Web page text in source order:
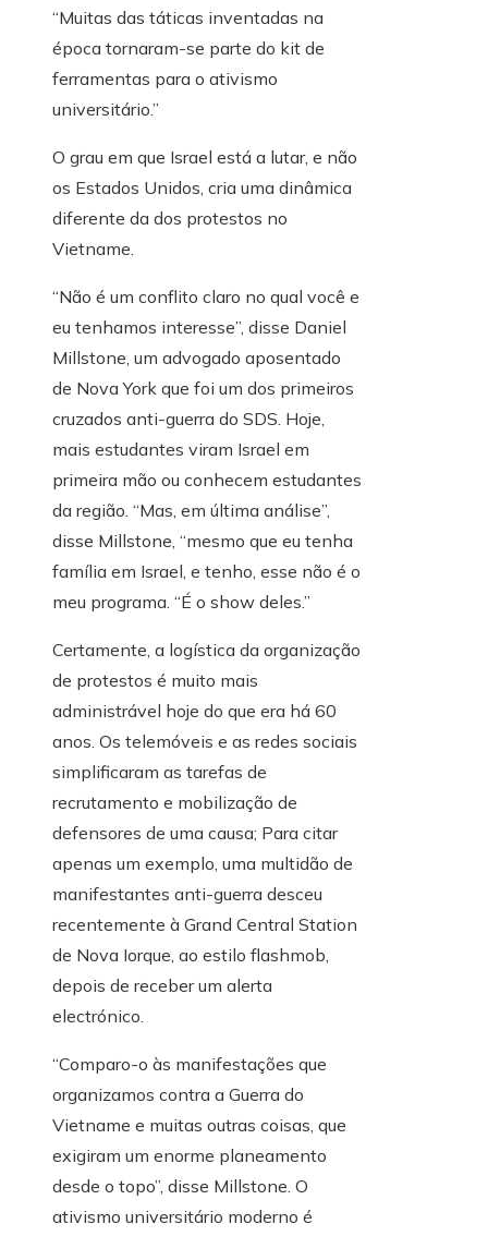
“Muitas das táticas inventadas na
época tornaram-se parte do kit de
ferramentas para o ativismo
universitário.”
O grau em que Israel está a lutar, e não
os Estados Unidos, cria uma dinâmica
diferente da dos protestos no
Vietname.
“Não é um conflito claro no qual você e
eu tenhamos interesse”, disse Daniel
Millstone, um advogado aposentado
de Nova York que foi um dos primeiros
cruzados anti-guerra do SDS. Hoje,
mais estudantes viram Israel em
primeira mão ou conhecem estudantes
da região. “Mas, em última análise”,
disse Millstone, “mesmo que eu tenha
família em Israel, e tenho, esse não é o
meu programa. “É o show deles.”
Certamente, a logística da organização
de protestos é muito mais
administrável hoje do que era há 60
anos. Os telemóveis e as redes sociais
simplificaram as tarefas de
recrutamento e mobilização de
defensores de uma causa; Para citar
apenas um exemplo, uma multidão de
manifestantes anti-guerra desceu
recentemente à Grand Central Station
de Nova Iorque, ao estilo flashmob,
depois de receber um alerta
electrónico.
“Comparo-o às manifestações que
organizamos contra a Guerra do
Vietname e muitas outras coisas, que
exigiram um enorme planeamento
desde o topo”, disse Millstone. O
ativismo universitário moderno é